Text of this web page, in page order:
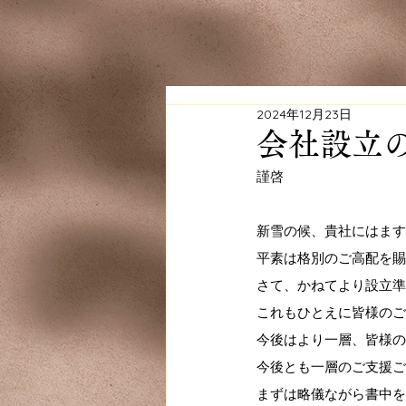
会社設立
2024年12月23日
謹啓
新雪の候、貴社にはま
平素は格別のご高配を
さて、かねてより設立
これもひとえに皆様の
今後はより一層、皆様
今後とも一層のご支援
まずは略儀ながら書中